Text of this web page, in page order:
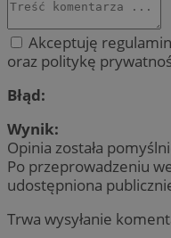
Akceptuję
oraz politykę
Błąd:
Wynik:
Opinia została
Po przeprowadzeniu
udostępniona
Trwa wysyłanie